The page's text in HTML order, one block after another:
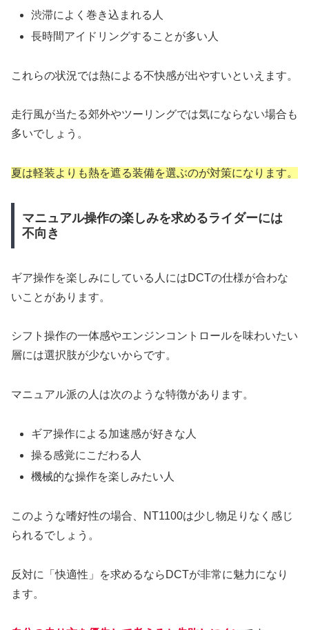
渋滞によく巻き込まれる人
長時間アイドリングすることが多い人
これらの状況では熱による不快感が出やすいといえます。
走行風が当たる郊外やツーリングでは気にならない場合も
多いでしょう。
夏は軽装よりも熱を遮る装備を選ぶのが対策になります。
マニュアル操作の楽しみを求めるライダーには
不向き
ギア操作を楽しみにしている人にはDCTの仕様が合わな
いことがあります。
シフト操作の一体感やエンジンコントロールを味わいたい
層には選択肢が少ないからです。
マニュアル派の人は次のような特徴があります。
ギア操作による加速感が好きな人
操る感覚にこだわる人
機械的な操作を楽しみたい人
このような嗜好性の場合、NT1100は少し物足りなく感じ
られるでしょう。
反対に「快適性」を求めるならDCTが非常に魅力になり
ます。